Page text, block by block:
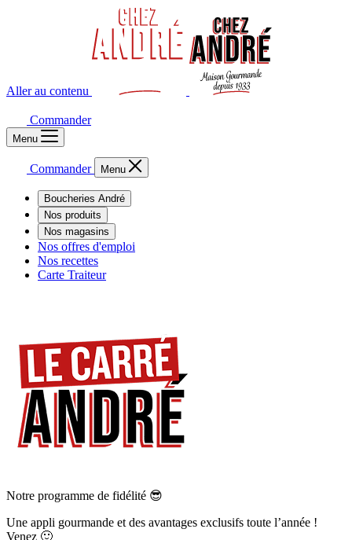
Aller au contenu
Commander
Menu
Commander Menu
Boucheries André
Nos produits
Nos magasins
Nos offres d'emploi
Nos recettes
Carte Traiteur
Notre programme de fidélité 😎
Une appli gourmande et des avantages exclusifs toute l’année !
Venez 🙂